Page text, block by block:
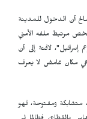
أن الدخول للمدينة
مرتبط ملفه الأمني
لافتة إلى أن
وهي مكان غامض لا يعرف
متشابكة ومفتوحة، فهو